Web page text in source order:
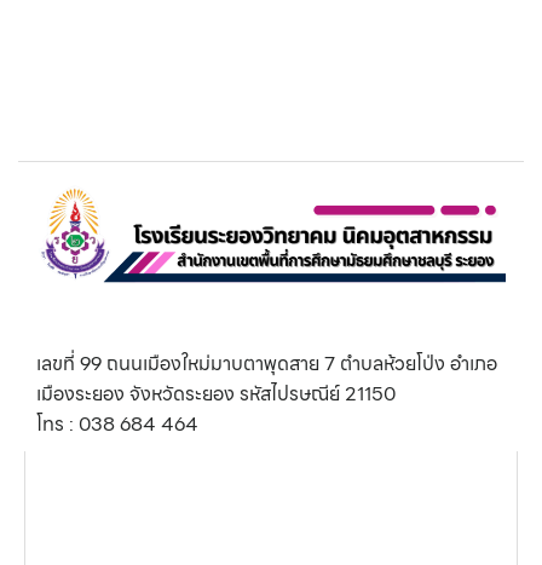
เลขที่ 99 ถนนเมืองใหม่มาบตาพุดสาย 7 ตำบลห้วยโป่ง อำเภอ
เมืองระยอง จังหวัดระยอง รหัสไปรษณีย์ 21150
โทร : 038 684 464